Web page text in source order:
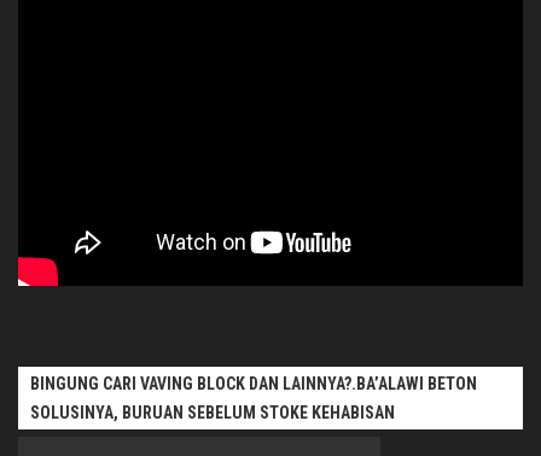
BINGUNG CARI VAVING BLOCK DAN LAINNYA?.BA’ALAWI BETON
SOLUSINYA, BURUAN SEBELUM STOKE KEHABISAN